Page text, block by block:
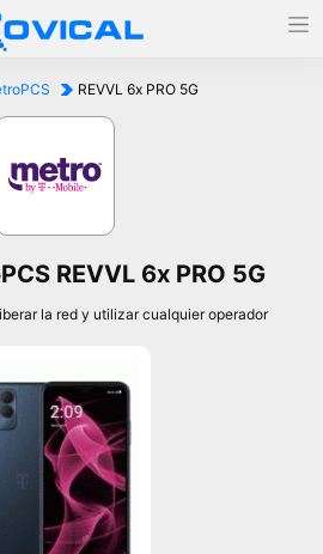
REVVL 6x PRO 5G
REVVL 6x PRO 5G
la red y utilizar cualquier operador